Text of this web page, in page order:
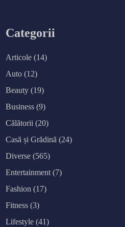
Categorii
Articole (14)
Auto (12)
Beauty (19)
Business (9)
Călătorii (20)
Casă și Grădină (24)
Diverse (565)
Entertainment (7)
Fashion (17)
Fitness (3)
Lifestyle (41)